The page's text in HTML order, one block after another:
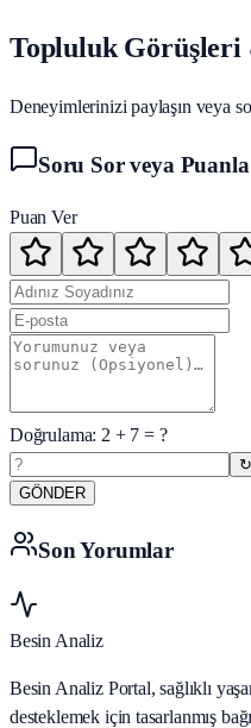
Topluluk
Deneyimlerinizi paylaşın veya
Soru Sor veya Puanla
Puan Ver
Doğrulama:2+ 7 = ?
↻
GÖNDER
Son Yorumlar
Besin Analiz
Besin Analiz Portal, sağlıklı
desteklemek için tasarlanmış